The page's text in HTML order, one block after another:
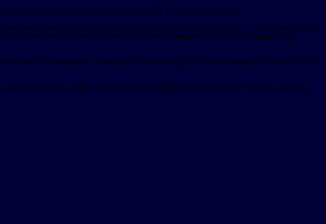
на спад. Это видно и по количеству КТ, и по его результатам.
по ковиду нет. Зато он есть в детских садах: это десять групп на всю область. Зато
карантине по респираторным вирусным инфекциям 110 классов и одна группа
организаций, то мы здесь тоже чуть подросли, если говорить об ОРВИ. Но это
единичные случаи. В Челябинской области их нет. Власти надеются,